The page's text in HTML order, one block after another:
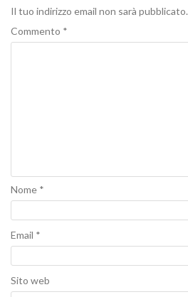
Il tuo indirizzo email non sarà pubblicato.
Commento *
Nome *
Email *
Sito web